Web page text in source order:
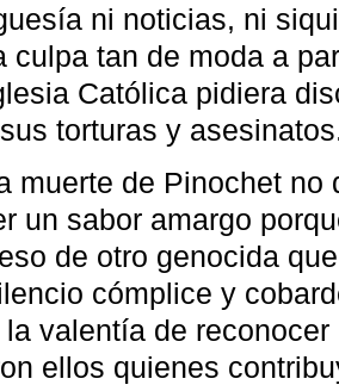
ni noticias, ni
culpa tan de moda a
Católica pidiera
torturas y
muerte de Pinochet no
un sabor amargo
de otro genocida
cómplice y
la valentía de reconocer
ellos quienes